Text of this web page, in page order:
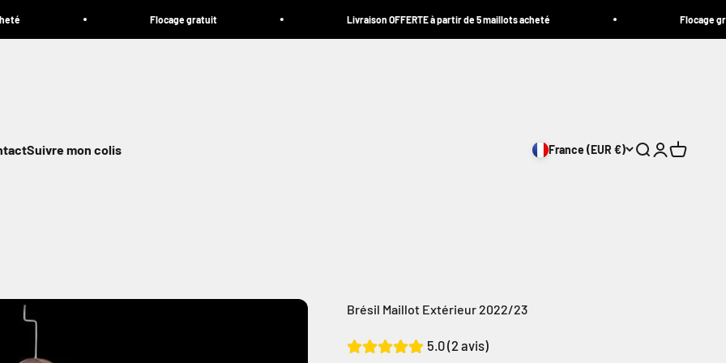
Flocage gratuit Livraison OFFERTE à partir de 5 maillots acheté Flocage gratuit
Suivre mon colis France (EUR €) Ouvrir la
Ouvrir le
Voir le
Brésil Maillot Extérieur 2022/23
5.0 (2 avis)